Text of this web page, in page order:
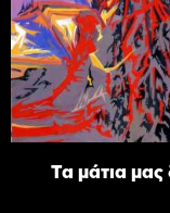
Τα μάτια